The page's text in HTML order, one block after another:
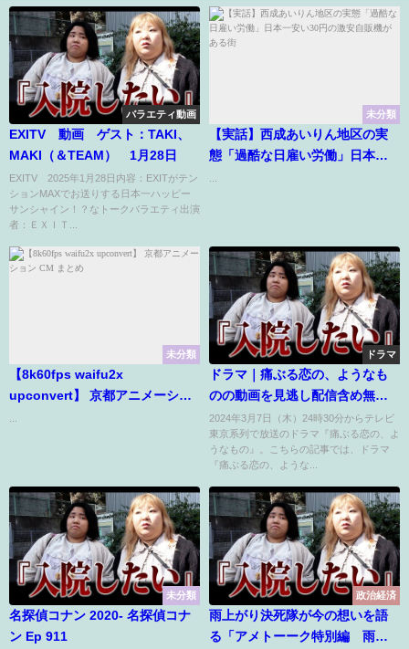
バラエティ動画
EXITV 動画 ゲスト：TAKI、
MAKI（＆TEAM） 1月28日
EXITV 2025年1月28日内容：EXITがテン
ションMAXでお送りする日本一ハッピー
サンシャイン！？なトークバラエティ出演
者：ＥＸＩＴ...
未分類
【実話】西成あいりん地区の実
態「過酷な日雇い労働」日本一
未分類
【8k60fps waifu2x
upconvert】 京都アニメーショ
...
ドラマ
ドラマ｜痛ぶる恋の、ようなも
のの動画を見逃し配信含め無料
で見れる配信サイトまとめ
2024年3月7日（木）24時30分からテレビ
東京系列で放送のドラマ『痛ぶる恋の、よ
うなもの』。こちらの記事では、ドラマ
『痛ぶる恋の、ような...
未分類
名探偵コナン 2020- 名探偵コナ
ン Ep 911
政治経済
雨上がり決死隊が今の想いを語
る「アメトーーク特別編 雨上